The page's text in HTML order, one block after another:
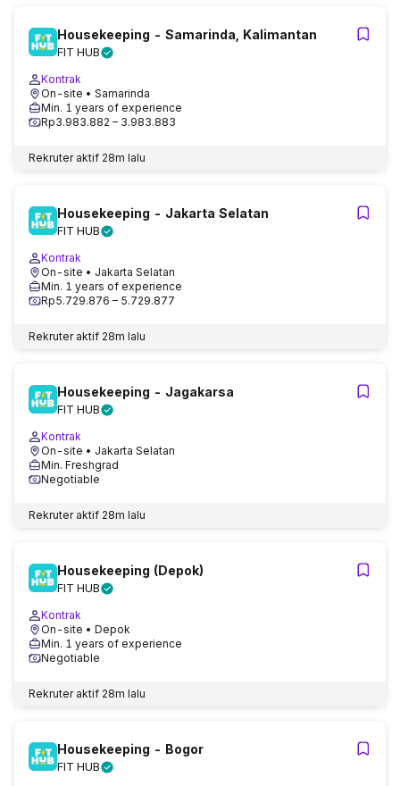
Housekeeping - Samarinda, Kalimantan
FIT HUB
Kontrak
On-site • Samarinda
Min. 1 years of experience
Rp3.983.882 – 3.983.883
Rekruter aktif 28m lalu
Housekeeping - Jakarta Selatan
FIT HUB
Kontrak
On-site • Jakarta Selatan
Min. 1 years of experience
Rp5.729.876 – 5.729.877
Rekruter aktif 28m lalu
Housekeeping - Jagakarsa
FIT HUB
Kontrak
On-site • Jakarta Selatan
Min. Freshgrad
Negotiable
Rekruter aktif 28m lalu
Housekeeping (Depok)
FIT HUB
Kontrak
On-site • Depok
Min. 1 years of experience
Negotiable
Rekruter aktif 28m lalu
Housekeeping - Bogor
FIT HUB